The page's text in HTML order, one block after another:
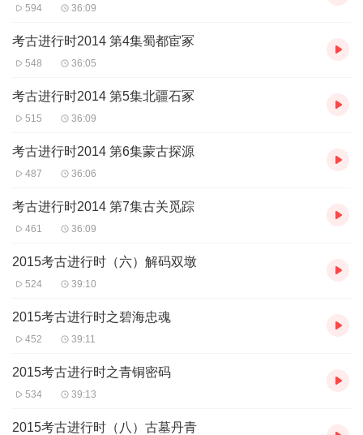
594 36:09
考古进行时2014 第4集蜀都宦冢
548 36:05
考古进行时2014 第5集北疆石冢
515 36:09
考古进行时2014 第6集蒙古探源
487 36:06
考古进行时2014 第7集古关觅踪
461 36:09
2015考古进行时（六）解码双墩
524 39:10
2015考古进行时之碧海忠魂
452 39:11
2015考古进行时之青铜密码
534 39:13
2015考古进行时（八）古墓丹青